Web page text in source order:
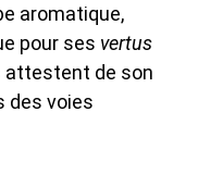
aromatique,
pour ses vertus
attestent de son
des voies